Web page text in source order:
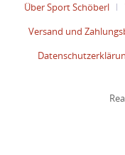
Über Sport Schöberl
Versand und